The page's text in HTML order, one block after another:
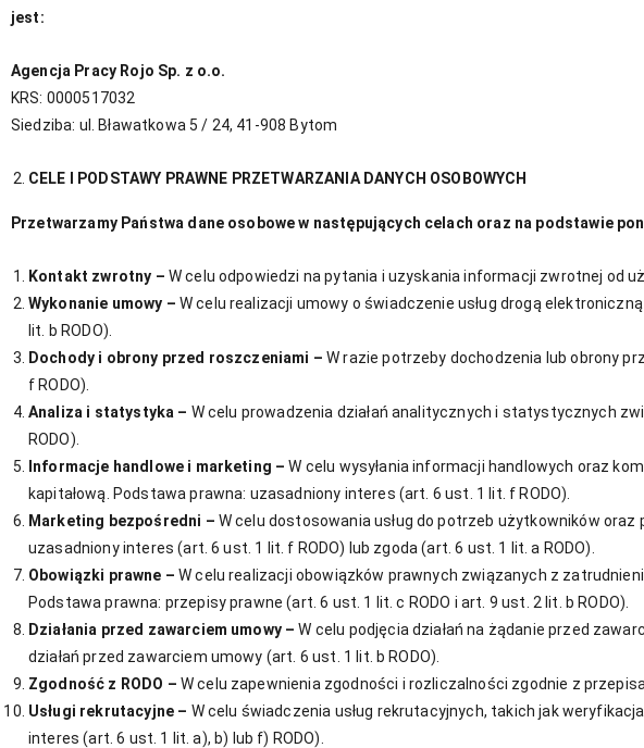
jest:
Agencja Pracy Rojo Sp. z o.o.
KRS: 0000517032
Siedziba: ul. Bławatkowa 5 / 24, 41-908 Bytom
CELE I PODSTAWY PRAWNE PRZETWARZANIA DANYCH OSOBOWYCH
Przetwarzamy Państwa dane osobowe w następujących celach oraz na podstawie
Kontakt zwrotny – W celu odpowiedzi na pytania i uzyskania informacji zwrotnej od
Wykonanie umowy – W celu realizacji umowy o świadczenie usług drogą
lit. b RODO).
Dochody i obrony przed roszczeniami –W razie potrzeby dochodzenia lub obrony
f RODO).
Analiza i statystyka – W celu prowadzenia działań analitycznych i statystycznych
RODO).
Informacje handlowe i marketing –W celu wysyłania informacji handlowych oraz
kapitałową. Podstawa prawna: uzasadniony interes (art. 6 ust. 1 lit. f RODO).
Marketing bezpośredni – W celu dostosowania usług do potrzeb użytkowników
uzasadniony interes (art. 6 ust. 1 lit. f RODO) lub zgoda (art. 6 ust. 1 lit. a RODO).
Obowiązki prawne –W celu realizacji obowiązków prawnych związanych z
Podstawa prawna: przepisy prawne (art. 6 ust. 1 lit. c RODO i art. 9 ust. 2 lit. b RODO).
Działania przed zawarciem umowy –W celu podjęcia działań na żądanie przed
działań przed zawarciem umowy (art. 6 ust. 1 lit. b RODO).
Zgodność z RODO – W celu zapewnienia zgodności i rozliczalności zgodnie z
Usługi rekrutacyjne – W celu świadczenia usług rekrutacyjnych, takich jak
interes (art. 6 ust. 1 lit. a), b) lub f) RODO).